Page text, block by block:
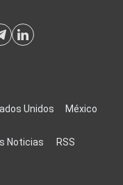
Unidos México
Noticias RSS